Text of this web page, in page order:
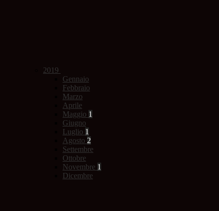
2019
Gennaio
Febbraio
Marzo
Aprile
Maggio 1
Giugno
Luglio 1
Agosto 2
Settembre
Ottobre
Novembre 1
Dicembre